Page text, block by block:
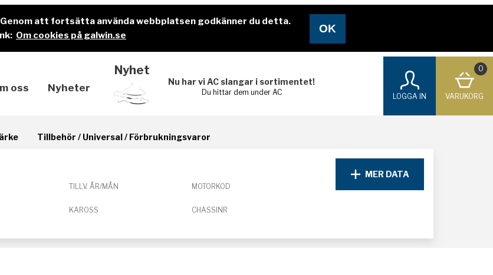
Genom att fortsätta använda webbplatsen godkänner du detta.
Om cookies på galwin.se
oss Nyheter
Nyhet
Nu har vi AC slangar i sortimentet!
Du hittar dem under AC
LOGGA IN
0
VARUKORG
Tillbehör / Universal / Förbrukningsvaror
TILLV. ÅR/MÅN MOTORKOD
KAROSS CHASSINR
MER DATA